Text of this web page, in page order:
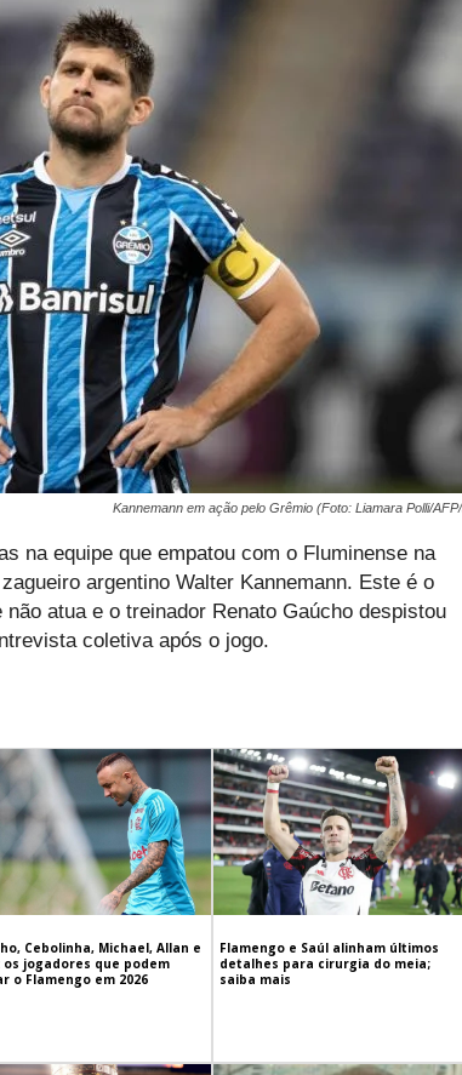
Kannemann em ação pelo Grêmio (Foto: Liamara Polli/
na equipe que empatou com o Fluminense na
argentino Walter Kannemann. Este é o
atua e o treinador Renato Gaúcho despistou
coletiva após o jogo.
Cebolinha, Michael, Allan e
os jogadores que podem
o Flamengo em 2026
Flamengo e Saúl alinham últimos
detalhes para cirurgia do meia;
saiba mais